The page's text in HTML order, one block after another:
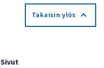
Takaisin ylös
Sivut